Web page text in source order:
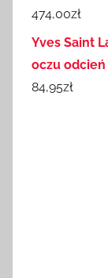
474,00zł
Yves Saint
oczu
84,95zł